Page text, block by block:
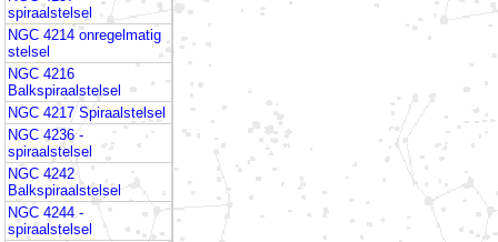
spiraalstelsel
NGC 4214 onregelmatig
stelsel
NGC 4216
Balkspiraalstelsel
NGC 4217 Spiraalstelsel
NGC 4236 -
spiraalstelsel
NGC 4242
Balkspiraalstelsel
NGC 4244 -
spiraalstelsel